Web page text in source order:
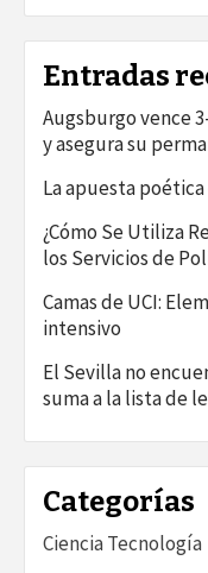
Entradas
Augsburgo vence
y asegura su
La apuesta
¿Cómo Se Utiliza
los Servicios de
Camas de UCI:
intensivo
El Sevilla no
suma a la lista de
Categorías
Ciencia Tecnología